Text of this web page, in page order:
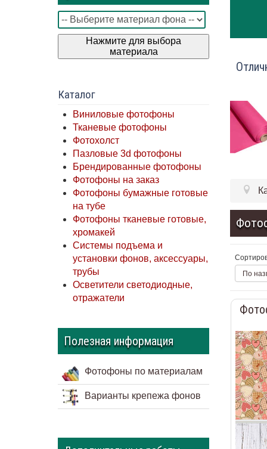
Нажмите для выбора
материала
Каталог
Виниловые фотофоны
Тканевые фотофоны
Фотохолст
Пазловые 3d фотофоны
Брендированные фотофоны
Фотофоны на заказ
Фотофоны бумажные готовые
на тубе
Фотофоны тканевые готовые,
хромакей
Системы подъема и
установки фонов, аксессуары,
трубы
Осветители светодиодные,
отражатели
Полезная информация
Фотофоны по материалам
Варианты крепежа фонов
По